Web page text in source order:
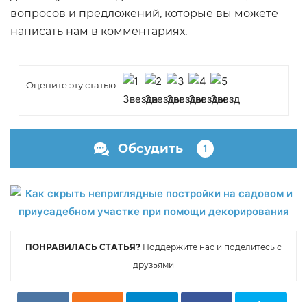
вопросов и предложений, которые вы можете
написать нам в комментариях.
Оцените эту статью
Обсудить 1
ПОНРАВИЛАСЬ СТАТЬЯ? Поддержите нас и поделитесь с
друзьями